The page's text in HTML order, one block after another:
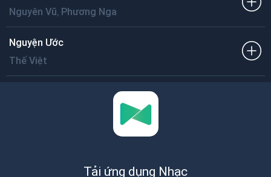
Nguyên Vũ, Phương Nga
Nguyện Ước
Thế Việt
Tải ứng dụng Nhạc